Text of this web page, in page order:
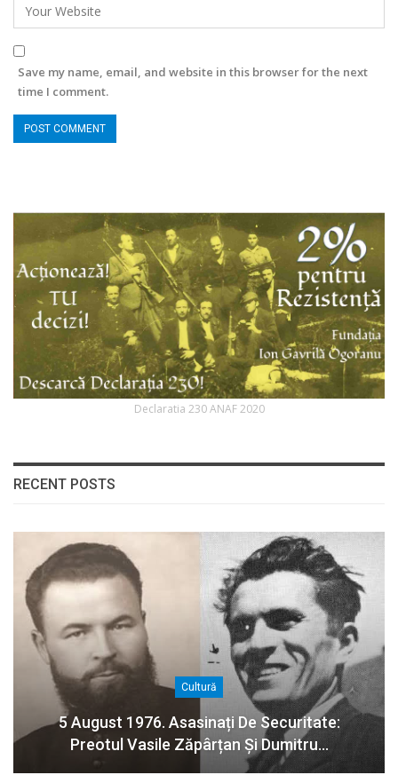
Save my name, email, and website in this browser for the next
time I comment.
Declaratia 230 ANAF 2020
RECENT POSTS
Cultură
5 August 1976. Asasinați De Securitate:
Preotul Vasile Zăpârțan Și Dumitru…